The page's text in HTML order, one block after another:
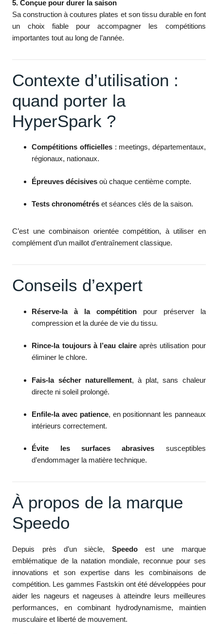
5. Conçue pour durer la saison
Sa construction à coutures plates et son tissu durable en font
un choix fiable pour accompagner les compétitions
importantes tout au long de l’année.
Contexte d’utilisation :
quand porter la
HyperSpark ?
Compétitions officielles: meetings, départementaux,
régionaux, nationaux.
Épreuves décisives où chaque centième compte.
Tests chronométrés et séances clés de la saison.
C’est une combinaison orientée compétition, à utiliser en
complément d’un maillot d’entraînement classique.
Conseils d’expert
Réserve-la à la compétition pour préserver la
compression et la durée de vie du tissu.
Rince-la toujours à l’eau claire après utilisation pour
éliminer le chlore.
Fais-la sécher naturellement, à plat, sans chaleur
directe ni soleil prolongé.
Enfile-la avec patience, en positionnant les panneaux
intérieurs correctement.
Évite les surfaces abrasives susceptibles
d’endommager la matière technique.
À propos de la marque
Speedo
Depuis près d’un siècle,Speedo est une marque
emblématique de la natation mondiale, reconnue pour ses
innovations et son expertise dans les combinaisons de
compétition. Les gammes Fastskin ont été développées pour
aider les nageurs et nageuses à atteindre leurs meilleures
performances, en combinant hydrodynamisme, maintien
musculaire et liberté de mouvement.